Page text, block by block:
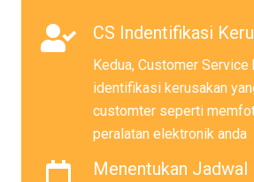
CS Indentifikasi
Kedua, Customer Service
identifikasi kerusakan
customter seperti
peralatan elektronik anda
Menentukan Jadwal